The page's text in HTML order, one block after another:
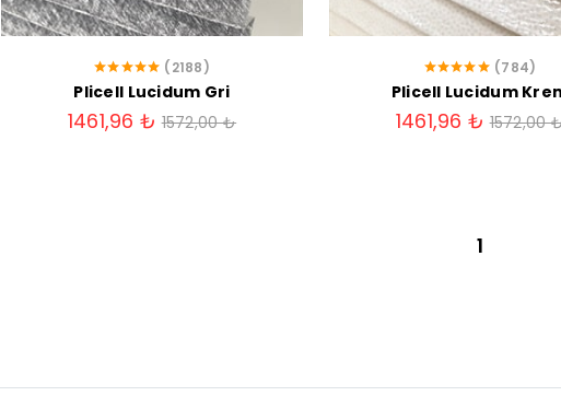
(2188)
Plicell Lucidum Gri
1461,96 ₺ 1572,00 ₺
(784)
Plicell Lucidum
1461,96 ₺ 1572,00
1